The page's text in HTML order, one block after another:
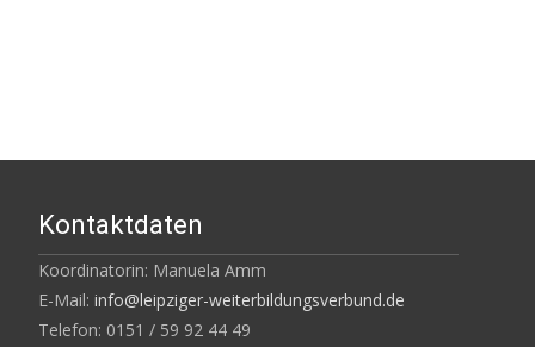
Kontaktdaten
Koordinatorin: Manuela Amm
E-Mail: info@leipziger-weiterbildungsverbund.de
Telefon: 0151 / 59 92 44 49